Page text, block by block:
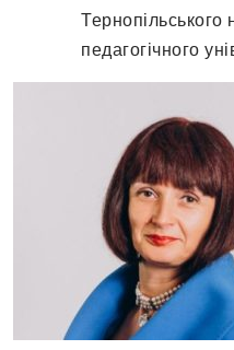
Тернопільського
педагогічного